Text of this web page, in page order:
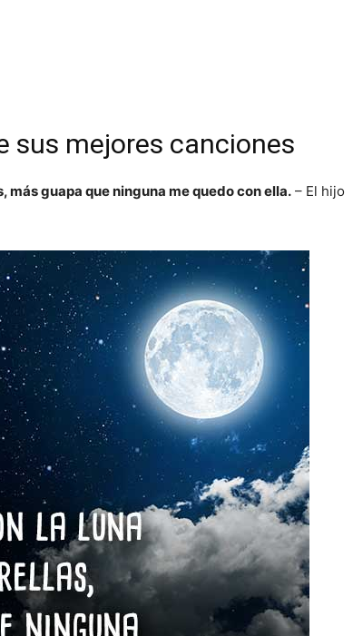
sus mejores canciones
más guapa que ninguna me quedo con ella. – El hijo